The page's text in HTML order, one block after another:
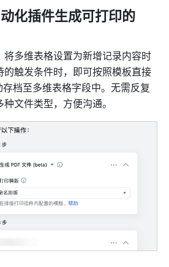
化插件生成可打印的
多维表格设置为新增记录内容时
的触发条件时，即可按照模板直接
档至多维表格字段中。无需反复
文件类型，方便沟通。